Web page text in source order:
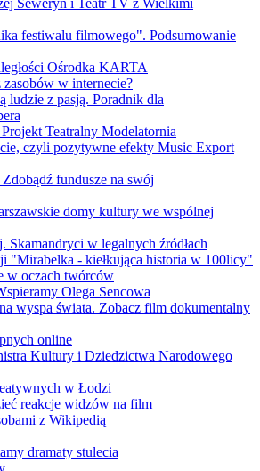
festiwalu filmowego". Podsumowanie
Ośrodka KARTA
w internecie?
ludzie z pasją. Poradnik dla
Teatralny Modelatornia
czyli pozytywne efekty Music Export
fundusze na swój
domy kultury we wspólnej
Skamandryci w legalnych źródłach
"Mirabelka - kiełkująca historia w 100licy"
w oczach twórców
Olega Sencowa
wyspa świata. Zobacz film dokumentalny
online
Kultury i Dziedzictwa Narodowego
w Łodzi
reakcje widzów na film
z Wikipedią
dramaty stulecia